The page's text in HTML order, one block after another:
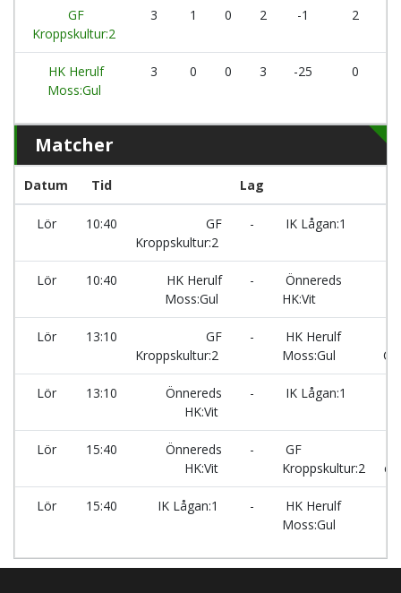
GF
Kroppskultur:2
3 1 0 2 -1 2
HK Herulf
Moss:Gul
3 0 0 3 -25 0
Matcher
Datum Tid Lag
Lör 10:40
GF
Kroppskultur:2
-
IK Lågan:1
Lör 10:40
HK Herulf
Moss:Gul
-
Önnereds
HK:Vit
Lör 13:10
GF
Kroppskultur:2
-
HK Herulf
Moss:Gul
Lör 13:10
Önnereds
HK:Vit
- IK Lågan:1
Lör 15:40
Önnereds
HK:Vit
-
GF
Kroppskultur:2
Lör 15:40 IK Lågan:1 -
HK Herulf
Moss:Gul